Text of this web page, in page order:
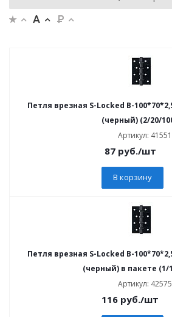
Петля врезная S-Locked В-
(черный) (2/20/
Артикул: 41551
87руб./шт
В корзину
Петля врезная S-Locked В-
(черный) в пакете (1/
Артикул: 42575
116 руб./шт